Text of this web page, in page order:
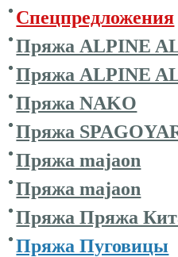
Спецпредложения
Пряжа ALPINE
Пряжа ALPINE
Пряжа NAKO
Пряжа
Пряжа majaon
Пряжа majaon
Пряжа Пряжа
Пряжа Пуговицы